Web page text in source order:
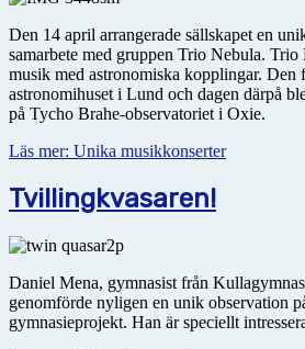
Den 14 april arrangerade sällskapet en
samarbete med gruppen Trio Nebula. Trio
musik med astro­no­miska kopplingar. Den
astronomihuset i Lund och dagen därpå
på Tycho Brahe-observatoriet i Oxie.
Läs mer: Unika musikkonserter
Tvillingkvasaren!
Daniel Mena, gymnasist från
genomförde nyligen en unik observation
gymnasieprojekt. Han är speciellt